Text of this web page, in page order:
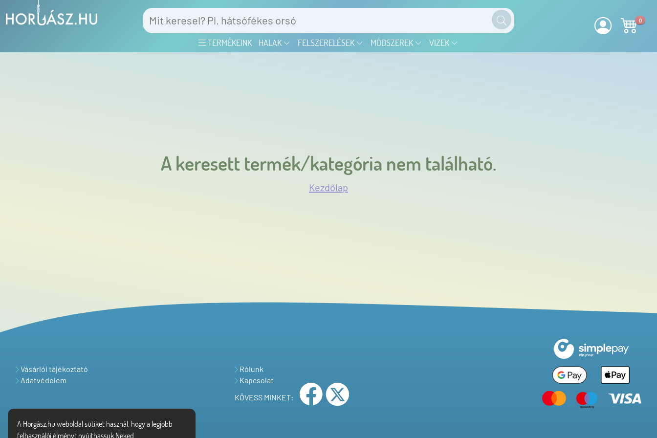
A Horgász.hu weboldal sütiket használ, hogy a legjobb
felhasználói élményt nyújthassuk Neked.
TERMÉKEINK HALAK FELSZERELÉSEK MÓDSZEREK VIZEK
0
A keresett termék/kategória nem található.
Kezdőlap
Vásárlói tájékoztató
Adatvédelem
Rólunk
Kapcsolat
KÖVESS MINKET: